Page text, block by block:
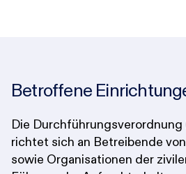
Betroffene
Die
richtet sich an Betreibende
sowie Organisationen der